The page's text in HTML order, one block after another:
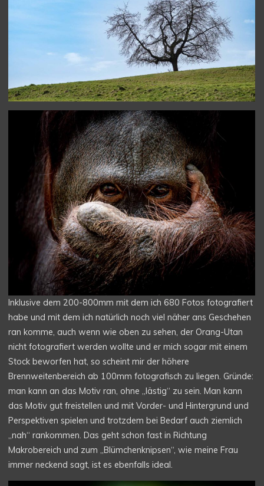
Inklusive dem 200-800mm mit dem ich 680 Fotos fotografiert
habe und mit dem ich natürlich noch viel näher ans Geschehen
ran komme, auch wenn wie oben zu sehen, der Orang-Utan
nicht fotografiert werden wollte und er mich sogar mit einem
Stock beworfen hat, so scheint mir der höhere
Brennweitenbereich ab 100mm fotografisch zu liegen. Gründe:
man kann an das Motiv ran, ohne „lästig“ zu sein. Man kann
das Motiv gut freistellen und mit Vorder- und Hintergrund und
Perspektiven spielen und trotzdem bei Bedarf auch ziemlich
„nah“ rankommen. Das geht schon fast in Richtung
Makrobereich und zum „Blümchenknipsen“, wie meine Frau
immer neckend sagt, ist es ebenfalls ideal.